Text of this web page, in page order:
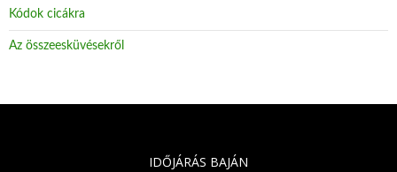
Kódok cicákra
Az összeesküvésekről
IDŐJÁRÁS BAJÁN